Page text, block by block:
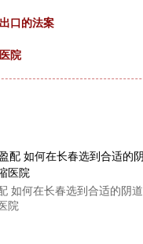
口的法案
院
如何在长春选到合适的阴道
院